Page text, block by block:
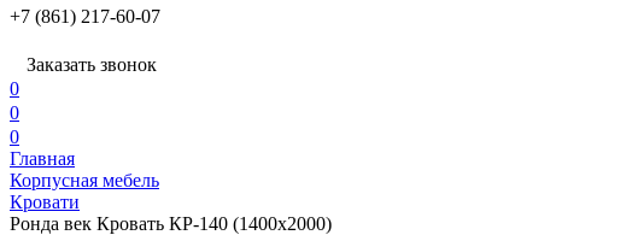
+7 (861) 217-60-07
Заказать звонок
0
0
0
Главная
Корпусная мебель
Кровати
Ронда век Кровать КР-140 (1400х2000)